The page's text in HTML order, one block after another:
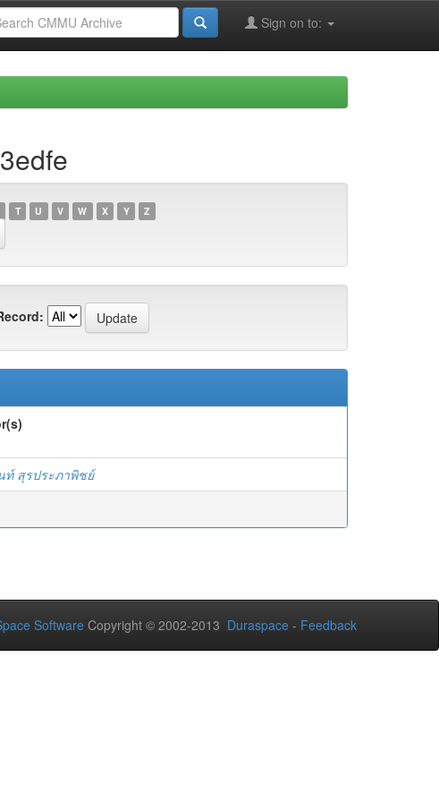
Sign on to:
T U V W X Y Z
ท์ สุรประภาพิชย์
Software Copyright © 2002-2013 Duraspace - Feedback